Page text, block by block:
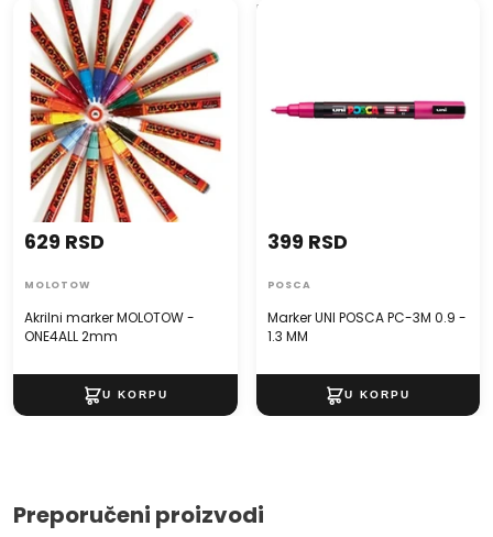
5 živih boja – žuta, crvena, plava, zelena, crna
Vrh od 2-5 milimetra
Pogodni za porcelan, staklo i keramiku
Nakon fiksiranja su vodootporne, i dekorisani predmet
de može prati u mašini za sudove
Akrilni marker MOLOTOW -
ONE4ALL 2mm
Akrilni marker MOLOTOW -
ONE4ALL 2mm
629 RSD
MOLOTOW
Marker UNI POSCA PC-3M 0.9
Marker UNI POSCA PC-3M 0.9 -
1.3 MM
399 RSD
POSCA
Preporučeni proizvodi